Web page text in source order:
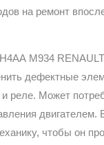
на ремонт
M934
дефектные
реле. Может
двигателем.
чтобы он